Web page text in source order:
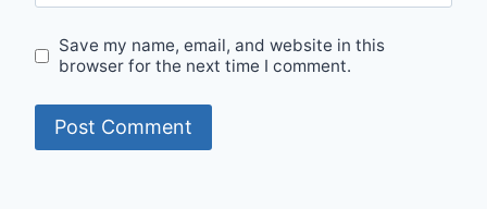
Save my name, email, and website in this
browser for the next time I comment.